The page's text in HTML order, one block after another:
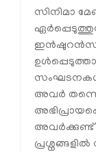
സിനിമാ
ഇൻഷുറൻസ്
അവർ തന്നെ